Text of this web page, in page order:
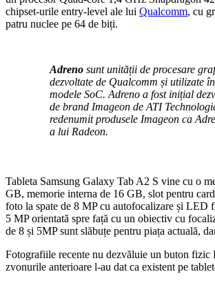
chipset-urile entry-level ale lui Qualcomm, cu
patru nuclee pe 64 de biți.
Adreno sunt unității de procesare
dezvoltate de Qualcomm și utilizate
modele SoC. Adreno a fost inițial
de brand Imageon de ATI
redenumit produsele Imageon ca
a lui Radeon.
Tableta Samsung Galaxy Tab A2 S vine cu o
GB, memorie interna de 16 GB, slot pentru
foto la spate de 8 MP cu autofocalizare și LED
5 MP orientată spre față cu un obiectiv cu
de 8 și 5MP sunt slăbuțe pentru piața actuală,
Fotografiile recente nu dezvăluie un buton fizic
zvonurile anterioare l-au dat ca existent pe